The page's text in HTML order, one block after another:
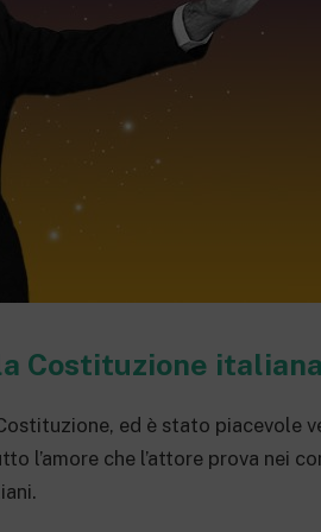
Costituzione italiana
ed è stato piacevole
l’amore che l’attore prova nei